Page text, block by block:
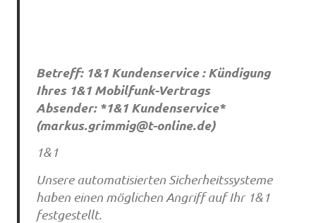
Betreff: 1&1 Kundenservice : Kündigung
Ihres 1&1 Mobilfunk-Vertrags
Absender: *1&1 Kundenservice*
(markus.grimmig@t-online.de)
1&1
Unsere automatisierten Sicherheitssysteme
haben einen möglichen Angriff auf Ihr 1&1
festgestellt.